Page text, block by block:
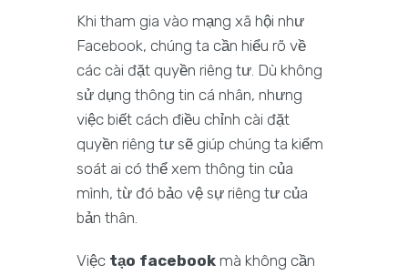
Khi tham gia vào mạng xã hội như
Facebook, chúng ta cần hiểu rõ về
các cài đặt quyền riêng tư. Dù không
sử dụng thông tin cá nhân, nhưng
việc biết cách điều chỉnh cài đặt
quyền riêng tư sẽ giúp chúng ta kiểm
soát ai có thể xem thông tin của
mình, từ đó bảo vệ sự riêng tư của
bản thân.
Việc tạo facebook mà không cần